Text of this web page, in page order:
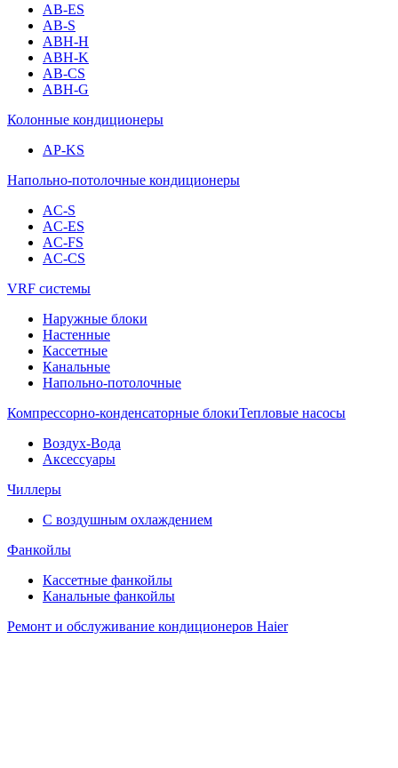
AB-ES
AB-S
ABH-H
ABH-K
AB-CS
ABH-G
Колонные кондиционеры
AP-KS
Напольно-потолочные кондиционеры
AC-S
AC-ES
AC-FS
AC-CS
VRF системы
Наружные блоки
Настенные
Кассетные
Канальные
Напольно-потолочные
Компрессорно-конденсаторные блокиТепловые насосы
Воздух-Вода
Аксессуары
Чиллеры
С воздушным охлаждением
Фанкойлы
Кассетные фанкойлы
Канальные фанкойлы
Ремонт и обслуживание кондиционеров Haier